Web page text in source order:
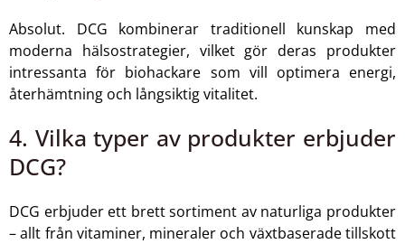
Absolut. DCG kombinerar traditionell kunskap med
moderna hälsostrategier, vilket gör deras produkter
intressanta för biohackare som vill optimera energi,
återhämtning och långsiktig vitalitet.
4. Vilka typer av produkter erbjuder
DCG?
DCG erbjuder ett brett sortiment av naturliga produkter
– allt från vitaminer, mineraler och växtbaserade tillskott